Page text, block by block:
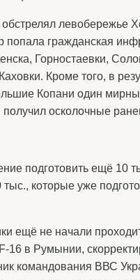
левобережье
попала гражданская
Горностаевки,
Кроме того, в
Копани один
осколочные
подготовить ещё 10
которые уже
ещё не начали
16 в Румынии,
командования ВВС